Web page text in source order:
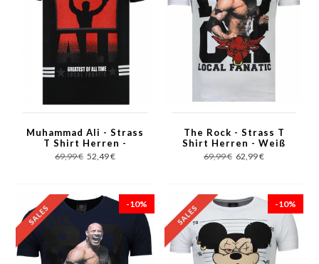
Muhammad Ali - Strass
T Shirt Herren -
Schwarz
69,99 € 52,49 €
The Rock - Strass T
Shirt Herren - Weiß
69,99 € 62,99 €
-10% -10%